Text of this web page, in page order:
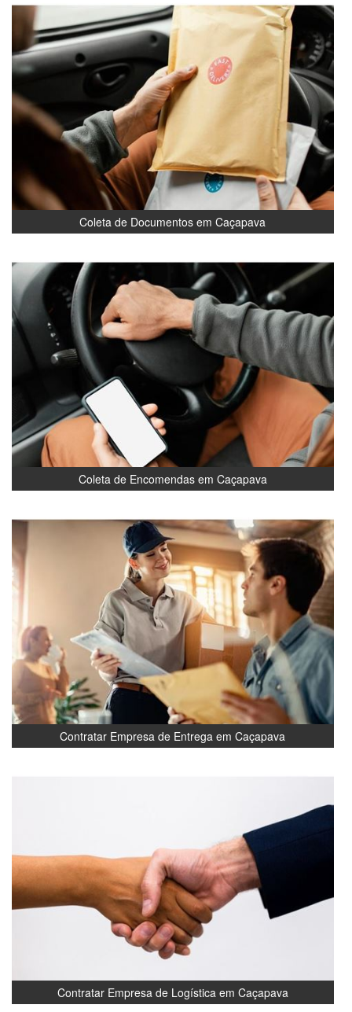
Coleta de Documentos em Caçapava
Coleta de Encomendas em Caçapava
Contratar Empresa de Entrega em Caçapava
Contratar Empresa de Logística em Caçapava